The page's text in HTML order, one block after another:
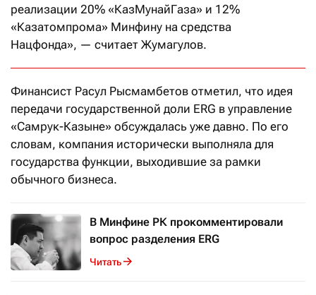
реализации 20% «КазМунайГаза» и 12%
«Казатомпрома» Минфину на средства
Нацфонда», — считает Жумагулов.
Финансист Расул Рысмамбетов отметил, что идея
передачи государственной доли ERG в управление
«Самрук-Казыне» обсуждалась уже давно. По его
словам, компания исторически выполняла для
государства функции, выходившие за рамки
обычного бизнеса.
В Минфине РК прокомментировали
вопрос разделения ERG
Читать